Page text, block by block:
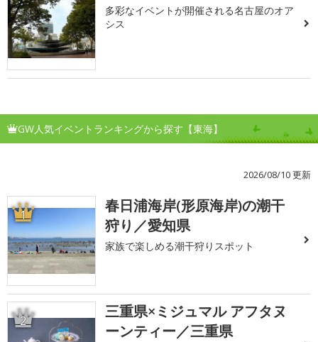
多彩なイベントが開催される名古屋のオア
シス
GW人気イベントランキングから探す【東海】
2026/08/10 更新
1
春日浦海岸(形原海岸)の潮干
狩り／愛知県
家族で楽しめる潮干狩りスポット
2
三重県×ミジュマル アフタヌ
ーンティー／三重県